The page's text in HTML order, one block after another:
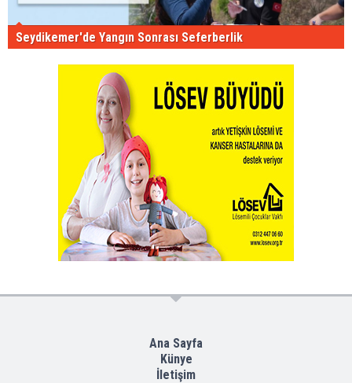
Seydikemer'de Yangın Sonrası Seferberlik
Ana Sayfa
Künye
İletişim